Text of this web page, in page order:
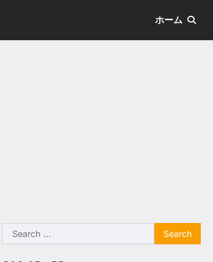
ホーム
Search
for: